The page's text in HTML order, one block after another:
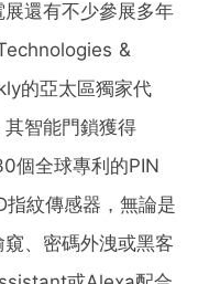
還有不少參展多年
&
的亞太區獨家代
智能門鎖獲得
個全球專利的PIN
紋傳感器，無論是
、密碼外洩或黑客